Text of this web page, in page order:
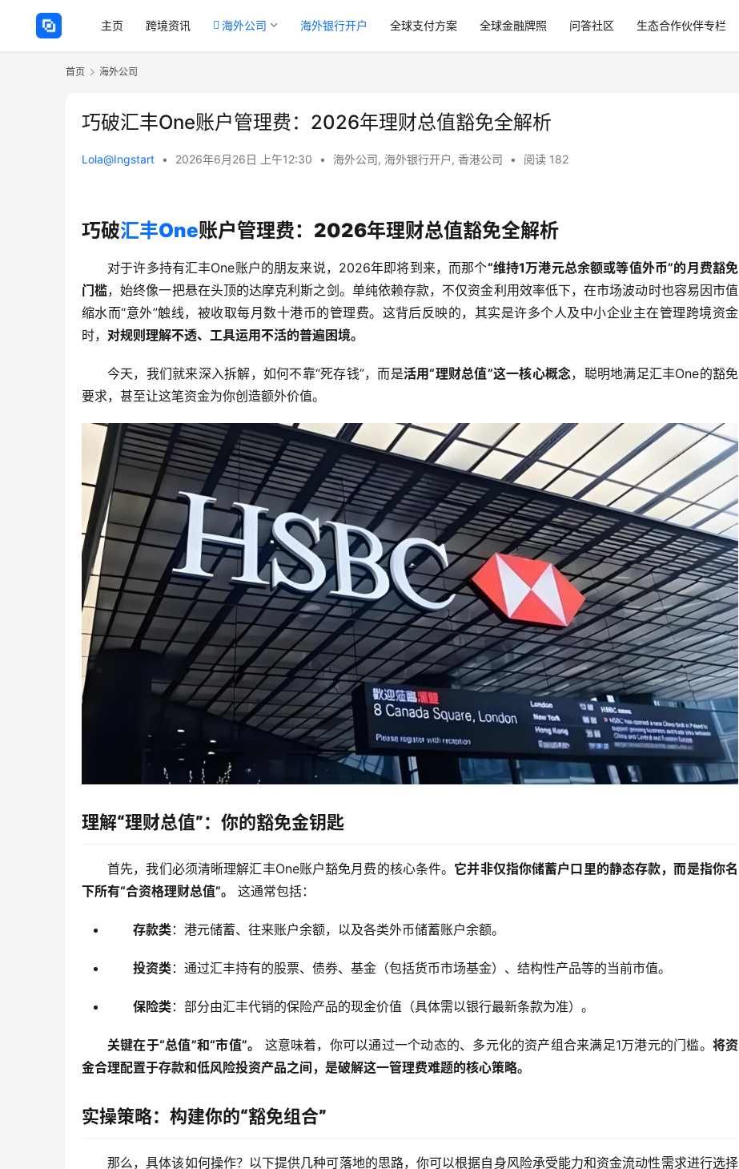
主页 跨境资讯 海外公司 海外银行开户 全球支付方案 全球金融牌照 问答社区 生态合作伙伴专栏
首页 海外公司
巧破汇丰One账户管理费：2026年理财总值豁免全解析
Lola@Ingstart • 2026年6月26日 上午12:30 • 海外公司, 海外银行开户, 香港公司 • 阅读 182
巧破汇丰One账户管理费：2026年理财总值豁免全解析
对于许多持有汇丰One账户的朋友来说，2026年即将到来，而那个“维持1万港元总余额或等值外币”的月费豁免
门槛，始终像一把悬在头顶的达摩克利斯之剑。单纯依赖存款，不仅资金利用效率低下，在市场波动时也容易因市值
缩水而“意外”触线，被收取每月数十港币的管理费。这背后反映的，其实是许多个人及中小企业主在管理跨境资金
时， 对规则理解不透、工具运用不活的普遍困境。
今天，我们就来深入拆解，如何不靠“死存钱”，而是活用“理财总值”这一核心概念，聪明地满足汇丰One的豁免
要求，甚至让这笔资金为你创造额外价值。
理解“理财总值”：你的豁免金钥匙
首先，我们必须清晰理解汇丰One账户豁免月费的核心条件。 它并非仅指你储蓄户口里的静态存款，而是指你名
下所有“合资格理财总值”。
这通常包括：
存款类：港元储蓄、往来账户余额，以及各类外币储蓄账户余额。
投资类：通过汇丰持有的股票、债券、基金（包括货币市场基金）、结构性产品等的当前市值。
保险类：部分由汇丰代销的保险产品的现金价值（具体需以银行最新条款为准）。
关键在于“总值”和“市值”。 这意味着，你可以通过一个动态的、多元化的资产组合来满足1万港元的门槛。 将资
金合理配置于存款和低风险投资产品之间，是破解这一管理费难题的核心策略。
实操策略：构建你的“豁免组合”
那么，具体该如何操作？以下提供几种可落地的思路，你可以根据自身风险承受能力和资金流动性需求进行选择